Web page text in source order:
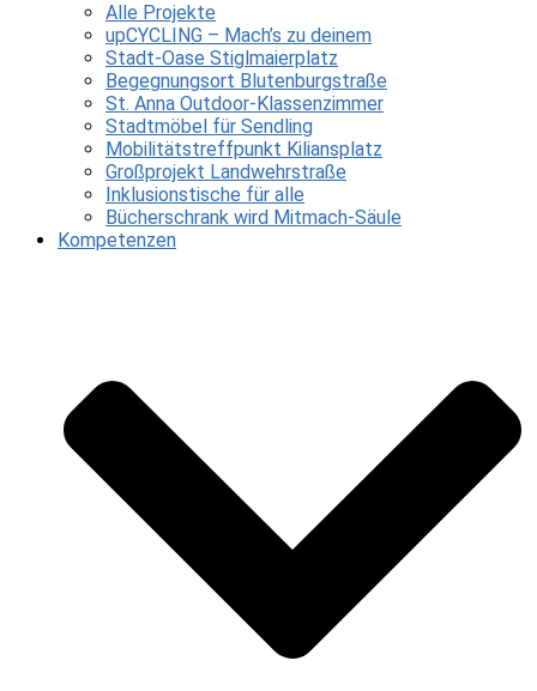
Alle Projekte
upCYCLING – Mach’s zu deinem
Stadt-Oase Stiglmaierplatz
Begegnungsort Blutenburgstraße
St. Anna Outdoor-Klassenzimmer
Stadtmöbel für Sendling
Mobilitätstreffpunkt Kiliansplatz
Großprojekt Landwehrstraße
Inklusionstische für alle
Bücherschrank wird Mitmach-Säule
Kompetenzen